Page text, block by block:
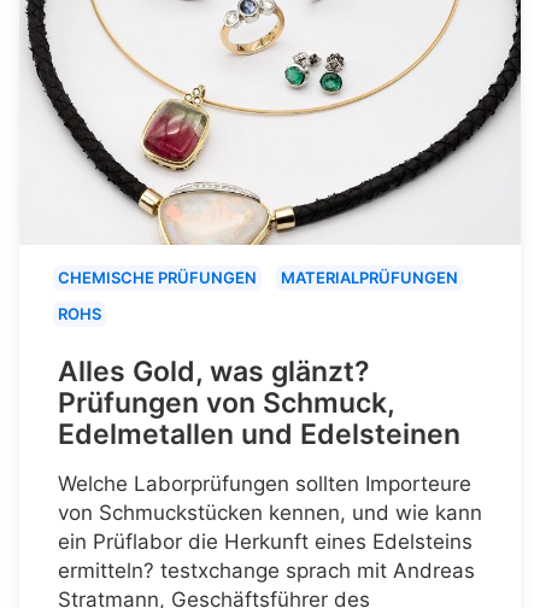
CHEMISCHE PRÜFUNGEN
MATERIALPRÜFUNGEN
ROHS
Alles Gold, was glänzt?
Prüfungen von Schmuck,
Edelmetallen und Edelsteinen
Welche Laborprüfungen sollten Importeure
von Schmuckstücken kennen, und wie kann
ein Prüflabor die Herkunft eines Edelsteins
ermitteln? testxchange sprach mit Andreas
Stratmann, Geschäftsführer des